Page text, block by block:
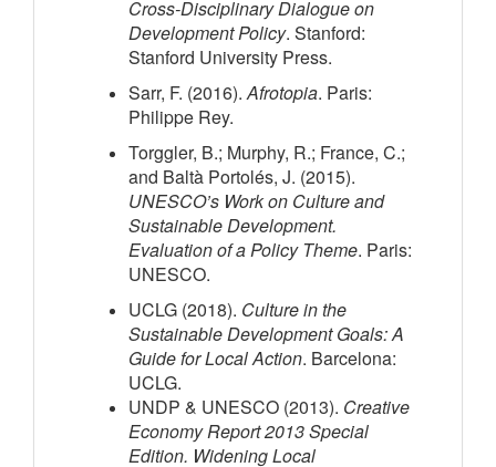
Cross-Disciplinary Dialogue on
Development Policy. Stanford:
Stanford University Press.
Sarr, F. (2016).Afrotopia. Paris:
Philippe Rey.
Torggler, B.; Murphy, R.; France, C.;
and Baltà Portolés, J. (2015).
UNESCO’s Work on Culture and
Sustainable Development.
Evaluation of a Policy Theme. Paris:
UNESCO.
UCLG (2018). Culture in the
Sustainable Development Goals: A
Guide for Local Action. Barcelona:
UCLG.
UNDP & UNESCO (2013). Creative
Economy Report 2013 Special
Edition. Widening Local